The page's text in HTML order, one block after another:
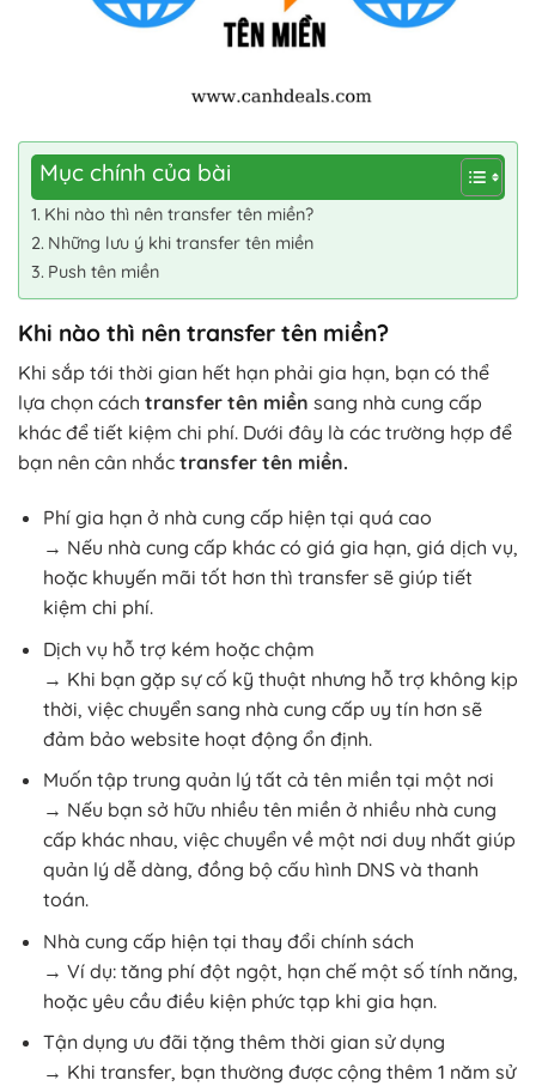
Mục chính của bài
Khi nào thì nên transfer tên miền?
Những lưu ý khi transfer tên miền
Push tên miền
Khi nào thì nên transfer tên miền?
Khi sắp tới thời gian hết hạn phải gia hạn, bạn có thể
lựa chọn cách transfer tên miền sang nhà cung cấp
khác để tiết kiệm chi phí. Dưới đây là các trường hợp để
bạn nên cân nhắc transfer tên miền.
Phí gia hạn ở nhà cung cấp hiện tại quá cao
→ Nếu nhà cung cấp khác có giá gia hạn, giá dịch vụ,
hoặc khuyến mãi tốt hơn thì transfer sẽ giúp tiết
kiệm chi phí.
Dịch vụ hỗ trợ kém hoặc chậm
→ Khi bạn gặp sự cố kỹ thuật nhưng hỗ trợ không kịp
thời, việc chuyển sang nhà cung cấp uy tín hơn sẽ
đảm bảo website hoạt động ổn định.
Muốn tập trung quản lý tất cả tên miền tại một nơi
→ Nếu bạn sở hữu nhiều tên miền ở nhiều nhà cung
cấp khác nhau, việc chuyển về một nơi duy nhất giúp
quản lý dễ dàng, đồng bộ cấu hình DNS và thanh
toán.
Nhà cung cấp hiện tại thay đổi chính sách
→ Ví dụ: tăng phí đột ngột, hạn chế một số tính năng,
hoặc yêu cầu điều kiện phức tạp khi gia hạn.
Tận dụng ưu đãi tặng thêm thời gian sử dụng
→ Khi transfer, bạn thường được cộng thêm 1 năm sử